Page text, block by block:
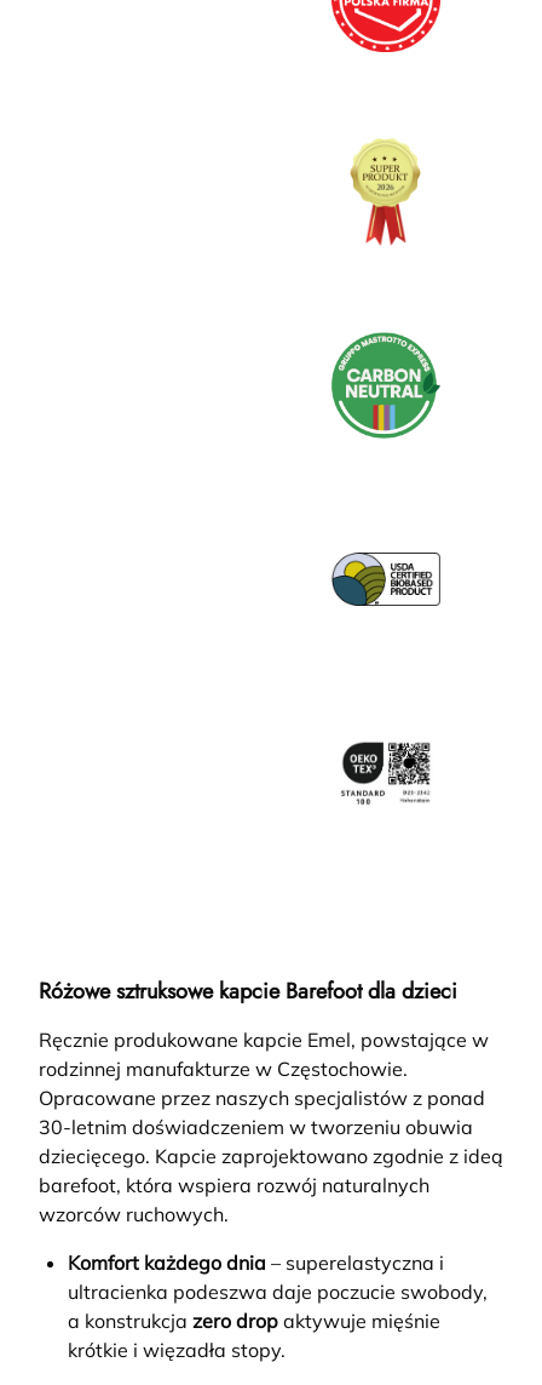
Różowe sztruksowe kapcie Barefoot dla dzieci
Ręcznie produkowane kapcie Emel, powstające w
rodzinnej manufakturze w Częstochowie.
Opracowane przez naszych specjalistów z ponad
30-letnim doświadczeniem w tworzeniu obuwia
dziecięcego. Kapcie zaprojektowano zgodnie z ideą
barefoot, która wspiera rozwój naturalnych
wzorców ruchowych.
Komfort każdego dnia – superelastyczna i
ultracienka podeszwa daje poczucie swobody,
a konstrukcja zero drop aktywuje mięśnie
krótkie i więzadła stopy.